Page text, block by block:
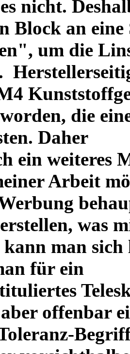
nicht.
Block an eine
um die
die
Daher
ein weiteres
Arbeit
was
man sich
für ein
offenbar